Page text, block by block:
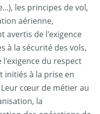
les principes de vol,
aérienne,
avertis de l'exigence
à la sécurité des vols,
l'exigence du respect
initiés à la prise en
cœur de métier au
la